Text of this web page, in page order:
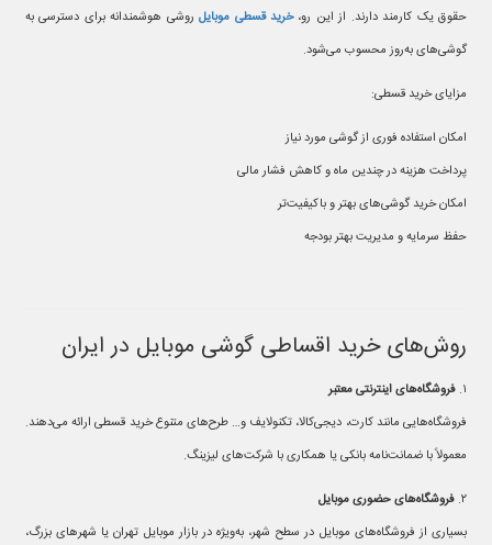
حقوق یک کارمند دارند. از این رو،خرید قسطی موبایلروشی هوشمندانه برای دسترسی به
گوشی‌های به‌روز محسوب می‌شود.
مزایای خرید قسطی:
امکان استفاده فوری از گوشی مورد نیاز
پرداخت هزینه در چندین ماه و کاهش فشار مالی
امکان خرید گوشی‌های بهتر و باکیفیت‌تر
حفظ سرمایه و مدیریت بهتر بودجه
روش‌های خرید اقساطی گوشی موبایل در ایران
۱. فروشگاه‌های اینترنتی معتبر
فروشگاه‌هایی مانند کارت، دیجی‌کالا، تکنولایف و… طرح‌های متنوع خرید قسطی ارائه می‌دهند.
معمولاً با ضمانت‌نامه بانکی یا همکاری با شرکت‌های لیزینگ.
۲. فروشگاه‌های حضوری موبایل
بسیاری از فروشگاه‌های موبایل در سطح شهر، به‌ویژه در بازار موبایل تهران یا شهرهای بزرگ،